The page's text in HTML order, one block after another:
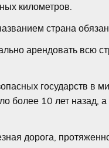
километров.
страна
арендовать всю
государств в
более 10 лет назад,
дорога,